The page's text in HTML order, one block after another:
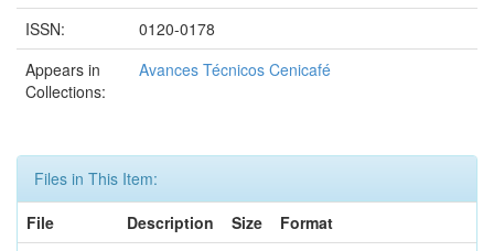
ISSN:
0120-0178
Appears in
Collections:
Avances Técnicos Cenicafé
Files in This Item:
File
Description Size
Format